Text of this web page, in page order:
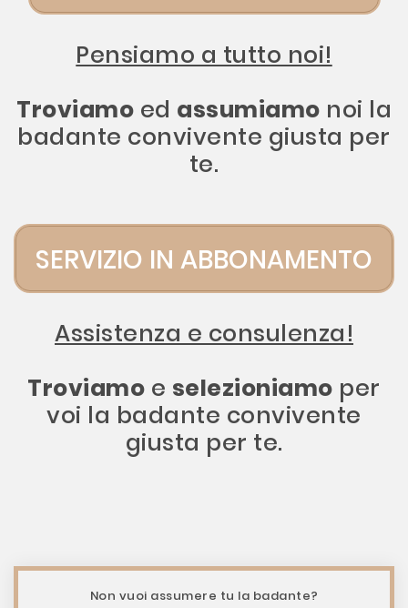
Pensiamo a tutto noi!
Troviamo ed assumiamo noi la
badante convivente giusta per
te.
SERVIZIO IN ABBONAMENTO
Assistenza e consulenza!
Troviamo e selezioniamo per
voi la badante convivente
giusta per te.
Non vuoi assumere tu la badante?